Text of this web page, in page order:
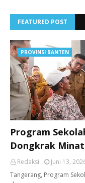
FEATURED POST
PROVINSI BANTEN
Program
Dongkrak Minat
Redaksi
Juni 13,
Tangerang, ​Program